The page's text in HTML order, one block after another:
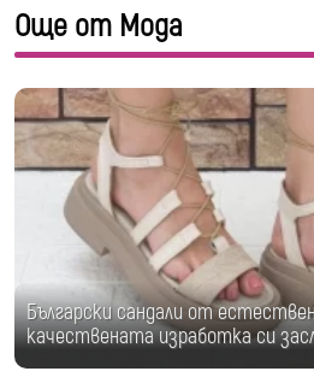
Още от Мода
Български сандали от
качествената изработка си